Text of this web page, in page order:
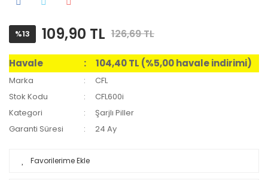
%13 109,90 TL 126,69 TL
Havale 104,40 TL (%5,00 havale indirimi)
Marka
CFL
Stok Kodu
CFL600i
Kategori
Şarjlı Piller
Garanti Süresi
24 Ay